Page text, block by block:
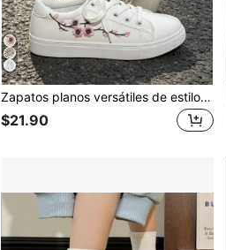
Zapatos planos versátiles de estilo coreano para estudiantes, zapatillas de moda, zapatos blancos pequeños de caña baja, zapatos planos casuales para primavera y otoño
$21.90